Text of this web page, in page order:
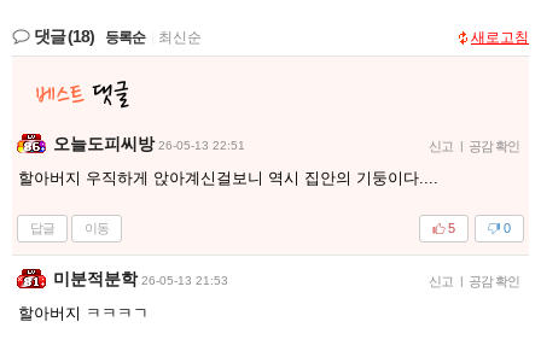
댓글(18) 등록순 최신순 새로고침
오늘도피씨방 26-05-13 22:51 신고 | 공감 확인
할아버지 우직하게 앉아계신걸보니 역시 집안의 기둥이다....
답글 이동 0
5
미분적분학 26-05-13 21:53 신고 | 공감 확인
할아버지 ㅋㅋㅋㄱ